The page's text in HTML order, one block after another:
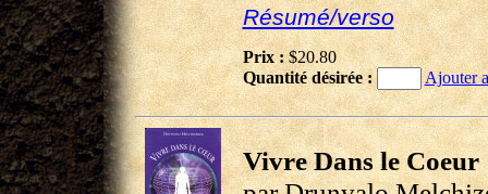
Résumé/verso
Prix :$20.80
Quantité désirée :
Ajouter
Vivre Dans le Coeur